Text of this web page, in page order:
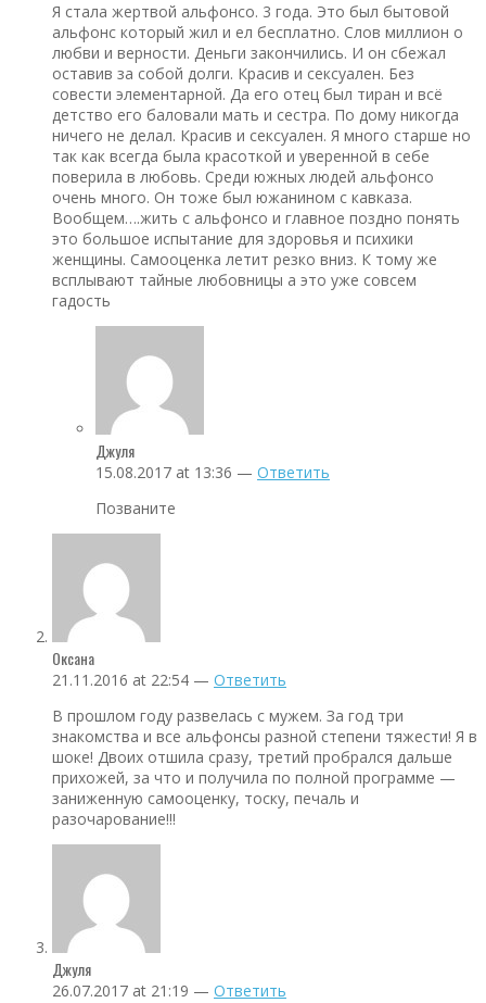
Я стала жертвой альфонсо. 3 года. Это был бытовой
альфонс который жил и ел бесплатно. Слов миллион о
любви и верности. Деньги закончились. И он сбежал
оставив за собой долги. Красив и сексуален. Без
совести элементарной. Да его отец был тиран и всё
детство его баловали мать и сестра. По дому никогда
ничего не делал. Красив и сексуален. Я много старше но
так как всегда была красоткой и уверенной в себе
поверила в любовь. Среди южных людей альфонсо
очень много. Он тоже был южанином с кавказа.
Вообщем….жить с альфонсо и главное поздно понять
это большое испытание для здоровья и психики
женщины. Самооценка летит резко вниз. К тому же
всплывают тайные любовницы а это уже совсем
гадость
Джуля
15.08.2017 at 13:36 — Ответить
Позваните
Оксана
21.11.2016 at 22:54 — Ответить
В прошлом году развелась с мужем. За год три
знакомства и все альфонсы разной степени тяжести! Я в
шоке! Двоих отшила сразу, третий пробрался дальше
прихожей, за что и получила по полной программе —
заниженную самооценку, тоску, печаль и
разочарование!!!
Джуля
26.07.2017 at 21:19 — Ответить